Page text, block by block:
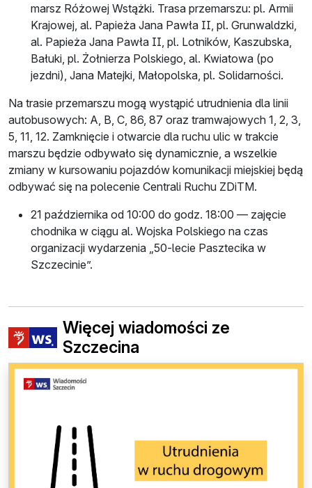
marsz Różowej Wstążki. Trasa przemarszu: pl. Armii
Krajowej, al. Papieża Jana Pawła II, pl. Grunwaldzki,
al. Papieża Jana Pawła II, pl. Lotników, Kaszubska,
Bałuki, pl. Żołnierza Polskiego, al. Kwiatowa (po
jezdni), Jana Matejki, Małopolska, pl. Solidarności.
Na trasie przemarszu mogą wystąpić utrudnienia dla linii
autobusowych: A, B, C, 86, 87 oraz tramwajowych 1, 2, 3,
5, 11, 12. Zamknięcie i otwarcie dla ruchu ulic w trakcie
marszu będzie odbywało się dynamicznie, a wszelkie
zmiany w kursowaniu pojazdów komunikacji miejskiej będą
odbywać się na polecenie Centrali Ruchu ZDiTM.
21 października od 10:00 do godz. 18:00 — zajęcie
chodnika w ciągu al. Wojska Polskiego na czas
organizacji wydarzenia „50-lecie Pasztecika w
Szczecinie”.
Więcej wiadomości ze
Szczecina